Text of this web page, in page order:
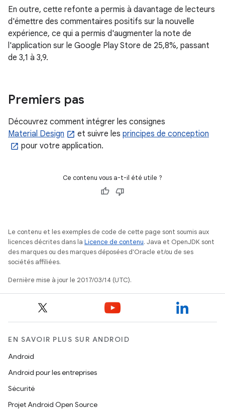
En outre, cette refonte a permis à davantage de lecteurs
d'émettre des commentaires positifs sur la nouvelle
expérience, ce qui a permis d'augmenter la note de
l'application sur le Google Play Store de 25,8%, passant
de 3,1 à 3,9.
Premiers pas
Découvrez comment intégrer les consignes
Material Design
et suivre les principes de conception
pour votre application.
Ce contenu vous a-t-il été utile ?
Le contenu et les exemples de code de cette page sont soumis aux
licences décrites dans la Licence de contenu. Java et OpenJDK sont
des marques ou des marques déposées d'Oracle et/ou de ses
sociétés affiliées.
Dernière mise à jour le 2017/03/14 (UTC).
EN SAVOIR PLUS SUR ANDROID
Android
Android pour les entreprises
Sécurité
Projet Android Open Source